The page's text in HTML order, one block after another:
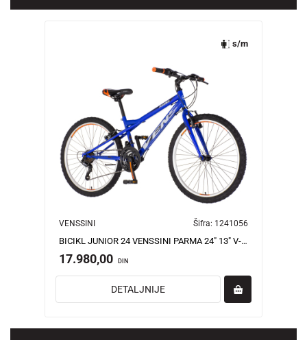
s/m
VENSSINI Šifra: 1241056
BICIKL JUNIOR 24 VENSSINI PARMA 24" 13" V-BRAKE 18 BRZINA 155-178CM (S/M) PLAVI
17.980,00 DIN
DETALJNIJE